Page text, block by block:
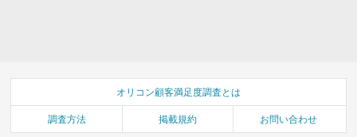
オリコン顧客満足度調査とは
調査方法 掲載規約 お問い合わせ